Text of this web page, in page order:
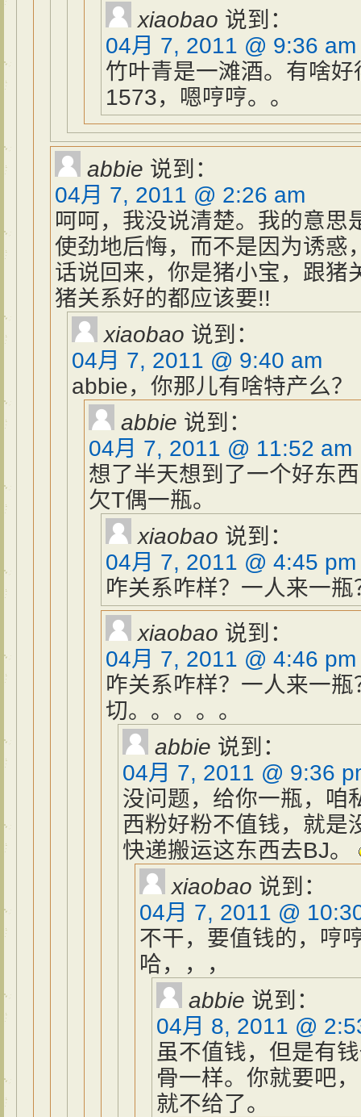
xiaobao 说到：
04月 7, 2011 @ 9:36 am
竹叶青是一滩酒。有啥
1573，嗯哼哼。。
abbie 说到：
04月 7, 2011 @ 2:26 am
呵呵，我没说清楚。我的意思
使劲地后悔，而不是因为诱惑
话说回来，你是猪小宝，跟猪
猪关系好的都应该要!!
xiaobao 说到：
04月 7, 2011 @ 9:40 am
abbie，你那儿有啥特产么？
abbie 说到：
04月 7, 2011 @ 11:52 am
想了半天想到了一个好东
欠T偶一瓶。
xiaobao 说到：
04月 7, 2011 @ 4:45 pm
咋关系咋样？一人来一
xiaobao 说到：
04月 7, 2011 @ 4:46 pm
咋关系咋样？一人来一
切。。。。。
abbie 说到：
04月 7, 2011 @ 9:36
没问题，给你一瓶，咱
西粉好粉不值钱，就是
快递搬运这东西去BJ。
xiaobao 说到：
04月 7, 2011 @
不干，要值钱的，哼
哈，，，
abbie 说到：
04月 8, 2011 @
虽不值钱，但是有
骨一样。你就要吧
就不给了。